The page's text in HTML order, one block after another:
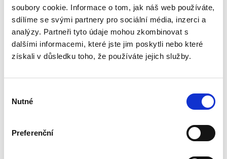
soubory cookie. Informace o tom, jak náš web používáte,
sdílíme se svými partnery pro sociální média, inzerci a
analýzy. Partneři tyto údaje mohou zkombinovat s
dalšími informacemi, které jste jim poskytli nebo které
získali v důsledku toho, že používáte jejich služby.
souhlasu
Nutné
Preferenční
Ochrana citlivých a důvěrných dat se s narůstající četností
využívání mobilních zařízení na pracovišti stává nutností.
vykrádání důvěrných firemních nebo osobních informací. Na
data jednoduše zapisují, nebo se fotografuje celá obrazovka.
Chcete-li na veřejném místě (v kavárně, ve vlaku nebo v
filtry Fellowes PrivaScreen™ zajistí ochranu Vašich dat. Osoba
dívající se z boku pod úhlem 30° uvidí pouze černý displej. Data